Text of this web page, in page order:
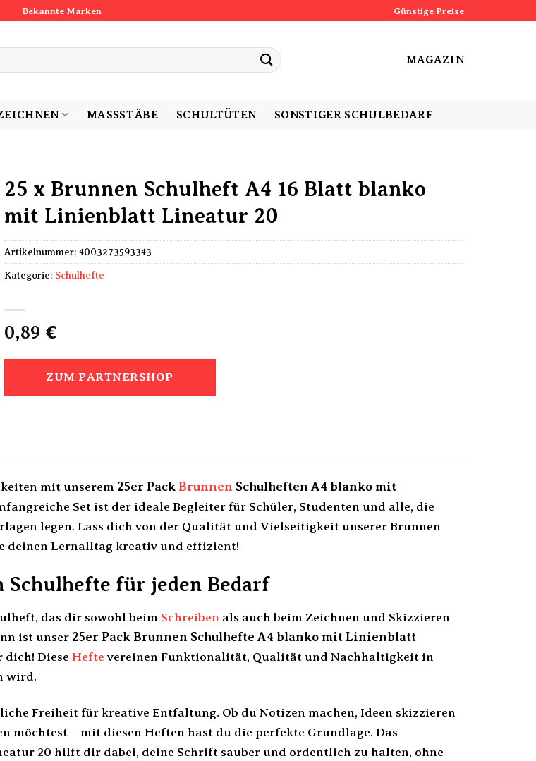
Bekannte Marken Günstige Preise
MAGAZIN
MASSSTÄBE SCHULTÜTEN SONSTIGER SCHULBEDARF
25 x Brunnen Schulheft A4 16 Blatt blanko
mit Linienblatt Lineatur 20
0,89 €
ZUM PARTNERSHOP
Artikelnummer: 4003273593343
Kategorie: Schulhefte
mit unserem 25er Pack Brunnen Schulheften A4 blanko mit
Set ist der ideale Begleiter für Schüler, Studenten und alle, die
legen. Lass dich von der Qualität und Vielseitigkeit unserer Brunnen
deinen Lernalltag kreativ und effizient!
Schulhefte für jeden Bedarf
das dir sowohl beim Schreiben als auch beim Zeichnen und Skizzieren
ist unser 25er Pack Brunnen Schulhefte A4 blanko mit Linienblatt
dich! Diese Hefte vereinen Funktionalität, Qualität und Nachhaltigkeit in
wird.
Freiheit für kreative Entfaltung. Ob du Notizen machen, Ideen skizzieren
möchtest – mit diesen Heften hast du die perfekte Grundlage. Das
20 hilft dir dabei, deine Schrift sauber und ordentlich zu halten, ohne